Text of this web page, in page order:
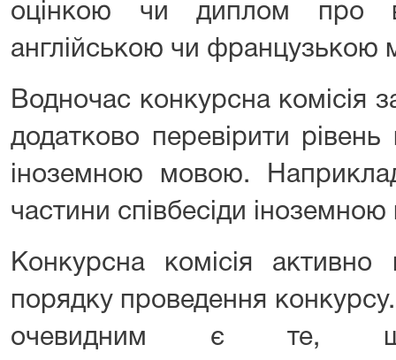
оцінкою чи диплом про
англійською чи французькою
Водночас конкурсна комісія
додатково перевірити
іноземною мовою.
частини співбесіди
Конкурсна комісія
порядку проведення
очевидним є те,